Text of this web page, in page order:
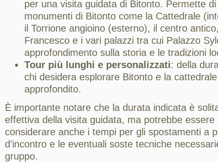
per una visita guidata di Bitonto. Permette
monumenti di Bitonto come la Cattedrale
il Torrione angioino (esterno), il centro
Francesco e i vari palazzi tra cui Palazzo
approfondimento sulla storia e le tradizioni
Tour più lunghi e personalizzati: della
chi desidera esplorare Bitonto e la
approfondito.
È importante notare che la durata indicata è
effettiva della visita guidata, ma potrebbe essere
considerare anche i tempi per gli spostamenti a
d'incontro e le eventuali soste tecniche
gruppo.